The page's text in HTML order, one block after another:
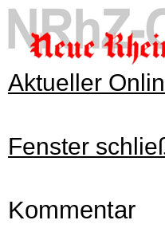
Aktueller
Fenster
Kommentar